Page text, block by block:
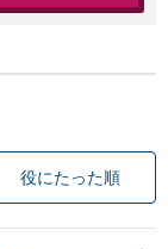
役にたった順